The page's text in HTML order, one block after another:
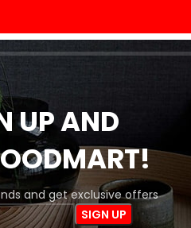
UP AND
and get exclusive offers
lucruri